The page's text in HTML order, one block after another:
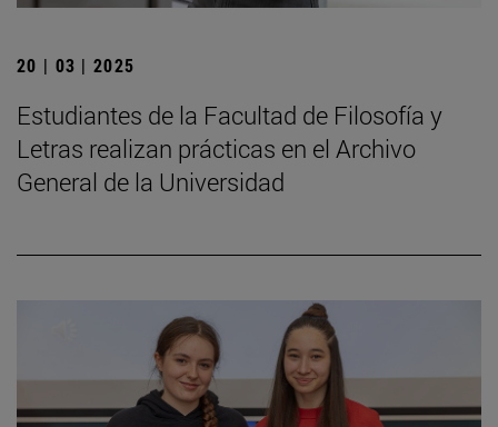
20 | 03 | 2025
Estudiantes de la Facultad de Filosofía y
Letras realizan prácticas en el Archivo
General de la Universidad